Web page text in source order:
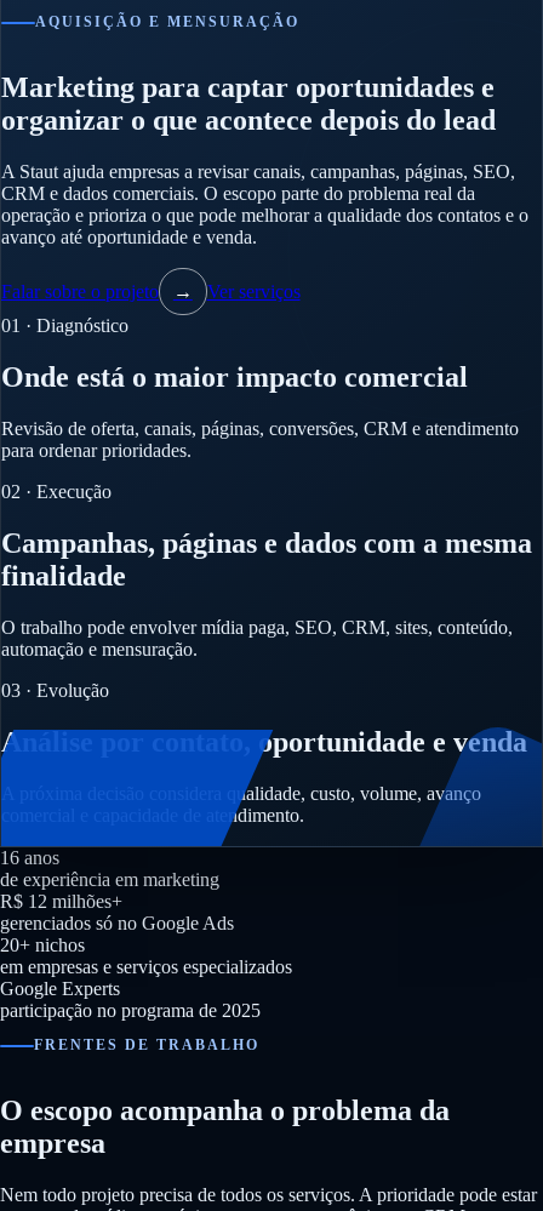
AQUISIÇÃO E MENSURAÇÃO
Marketing para captar oportunidades e
organizar o que acontece depois do lead
A Staut ajuda empresas a revisar canais, campanhas, páginas, SEO,
CRM e dados comerciais. O escopo parte do problema real da
operação e prioriza o que pode melhorar a qualidade dos contatos e o
avanço até oportunidade e venda.
Falar sobre o projeto →
Ver serviços
01 · Diagnóstico
Onde está o maior impacto comercial
Revisão de oferta, canais, páginas, conversões, CRM e atendimento
para ordenar prioridades.
02 · Execução
Campanhas, páginas e dados com a mesma
finalidade
O trabalho pode envolver mídia paga, SEO, CRM, sites, conteúdo,
automação e mensuração.
03 · Evolução
Análise por contato, oportunidade e venda
A próxima decisão considera qualidade, custo, volume, avanço
comercial e capacidade de atendimento.
16 anos
de experiência em marketing
R$ 12 milhões+
gerenciados só no Google Ads
20+ nichos
em empresas e serviços especializados
Google Experts
participação no programa de 2025
FRENTES DE TRABALHO
O escopo acompanha o problema da
empresa
Nem todo projeto precisa de todos os serviços. A prioridade pode estar